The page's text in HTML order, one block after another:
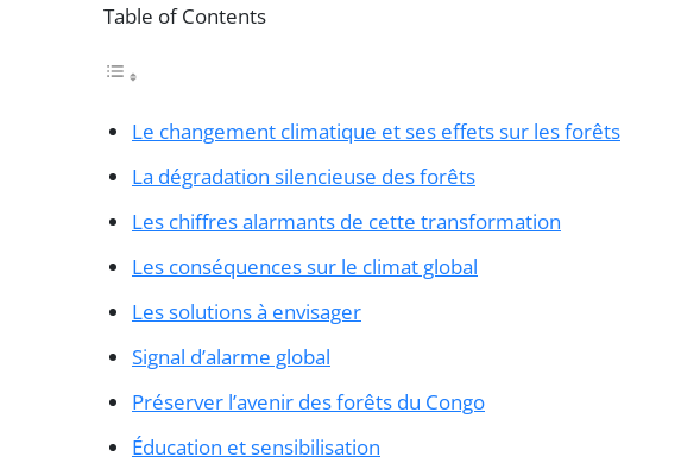
Table of Contents
Le changement climatique et ses effets sur les forêts
La dégradation silencieuse des forêts
Les chiffres alarmants de cette transformation
Les conséquences sur le climat global
Les solutions à envisager
Signal d’alarme global
Préserver l’avenir des forêts du Congo
Éducation et sensibilisation